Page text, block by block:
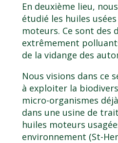
En deuxième lieu,
étudié les huiles usées
moteurs. Ce sont des
extrêmement
de la vidange des
Nous visions dans ce
à exploiter la
micro-organismes
dans une usine de
huiles moteurs
environnement (St-